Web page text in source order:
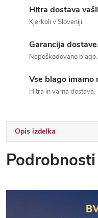
Hitra dostava
Kjerkoli v Sloveniji.
Garancija
Nepoškodovano blago.
Vse blago imamo
Hitra in varna dostava.